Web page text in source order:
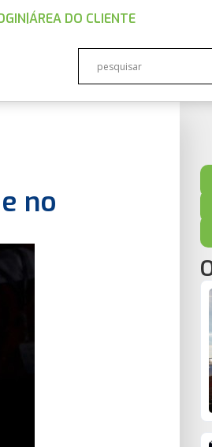
|ÁREA DO CLIENTE
no